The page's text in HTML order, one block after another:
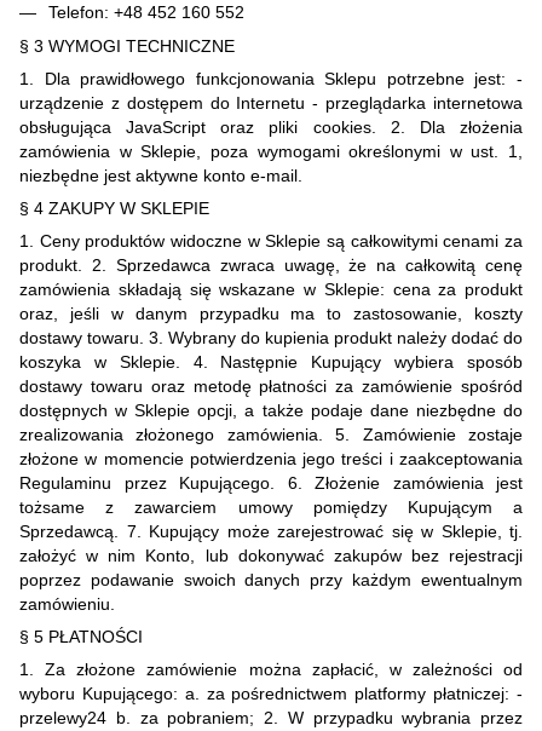
Telefon: +48 452 160 552
§ 3 WYMOGI TECHNICZNE
1. Dla prawidłowego funkcjonowania Sklepu potrzebne jest: -
urządzenie z dostępem do Internetu - przeglądarka internetowa
obsługująca JavaScript oraz pliki cookies. 2. Dla złożenia
zamówienia w Sklepie, poza wymogami określonymi w ust. 1,
niezbędne jest aktywne konto e-mail.
§ 4 ZAKUPY W SKLEPIE
1. Ceny produktów widoczne w Sklepie są całkowitymi cenami za
produkt. 2. Sprzedawca zwraca uwagę, że na całkowitą cenę
zamówienia składają się wskazane w Sklepie: cena za produkt
oraz, jeśli w danym przypadku ma to zastosowanie, koszty
dostawy towaru. 3. Wybrany do kupienia produkt należy dodać do
koszyka w Sklepie. 4. Następnie Kupujący wybiera sposób
dostawy towaru oraz metodę płatności za zamówienie spośród
dostępnych w Sklepie opcji, a także podaje dane niezbędne do
zrealizowania złożonego zamówienia. 5. Zamówienie zostaje
złożone w momencie potwierdzenia jego treści i zaakceptowania
Regulaminu przez Kupującego. 6. Złożenie zamówienia jest
tożsame z zawarciem umowy pomiędzy Kupującym a
Sprzedawcą. 7. Kupujący może zarejestrować się w Sklepie, tj.
założyć w nim Konto, lub dokonywać zakupów bez rejestracji
poprzez podawanie swoich danych przy każdym ewentualnym
zamówieniu.
§ 5 PŁATNOŚCI
1. Za złożone zamówienie można zapłacić, w zależności od
wyboru Kupującego: a. za pośrednictwem platformy płatniczej: -
przelewy24 b. za pobraniem; 2. W przypadku wybrania przez